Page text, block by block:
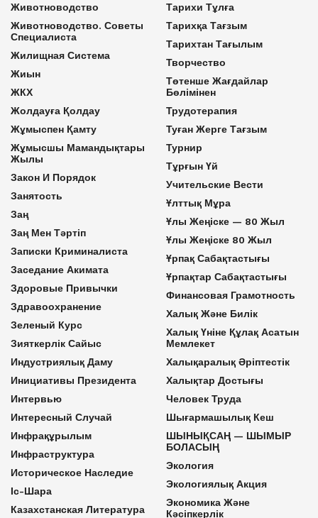
Животноводство
Животноводство. Советы
Специалиста
Жилищная Система
Жиын
ЖКХ
Жолдауға Қолдау
Жұмыспен Қамту
Жұмысшы Мамандықтары
Жылы
Закон И Порядок
Занятость
Заң
Заң Мен Тәртіп
Записки Криминалиста
Заседание Акимата
Здоровые Привычки
Здравоохранение
Зеленый Курс
Зияткерлік Сайыс
Индустриялық Даму
Инициативы Президента
Интервью
Интересный Случай
Инфрақұрылым
Инфраструктура
Историческое Наследие
Іс-Шара
Казахстанская Литература
Тарихи Тұлға
Тарихқа Тағзым
Тарихтан Тағылым
Творчество
Төтенше Жағдайлар
Бөлімінен
Трудотерапия
Туған Жерге Тағзым
Турнир
Тұрғын Үй
Учительские Вести
Ұлттық Мұра
Ұлы Жеңіске — 80 Жыл
Ұлы Жеңіске 80 Жыл
Ұрпақ Сабақтастығы
Ұрпақтар Сабақтастығы
Финансовая Грамотность
Халық Және Билік
Халық Үніне Құлақ Асатын
Мемлекет
Халықаралық Әріптестік
Халықтар Достығы
Человек Труда
Шығармашылық Кеш
ШЫНЫҚСАҢ — ШЫМЫР
БОЛАСЫҢ
Экология
Экологиялық Акция
Экономика Және
Кәсіпкерлік